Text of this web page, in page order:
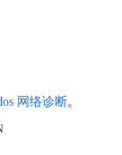
网络诊断。